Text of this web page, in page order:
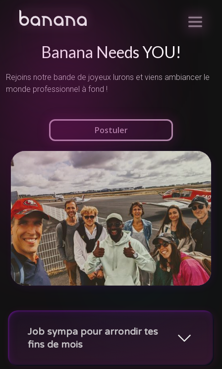
Banana Needs YOU!
Rejoins notre bande de joyeux lurons et viens ambiancer le
monde professionnel à fond !
Postuler
Job sympa pour arrondir tes
fins de mois